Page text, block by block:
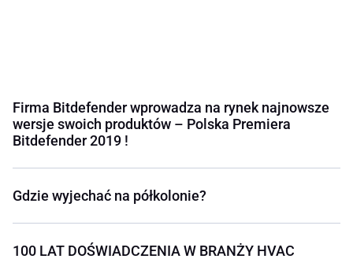
Firma Bitdefender wprowadza na rynek najnowsze
wersje swoich produktów – Polska Premiera
Bitdefender 2019 !
Gdzie wyjechać na półkolonie?
100 LAT DOŚWIADCZENIA W BRANŻY HVAC